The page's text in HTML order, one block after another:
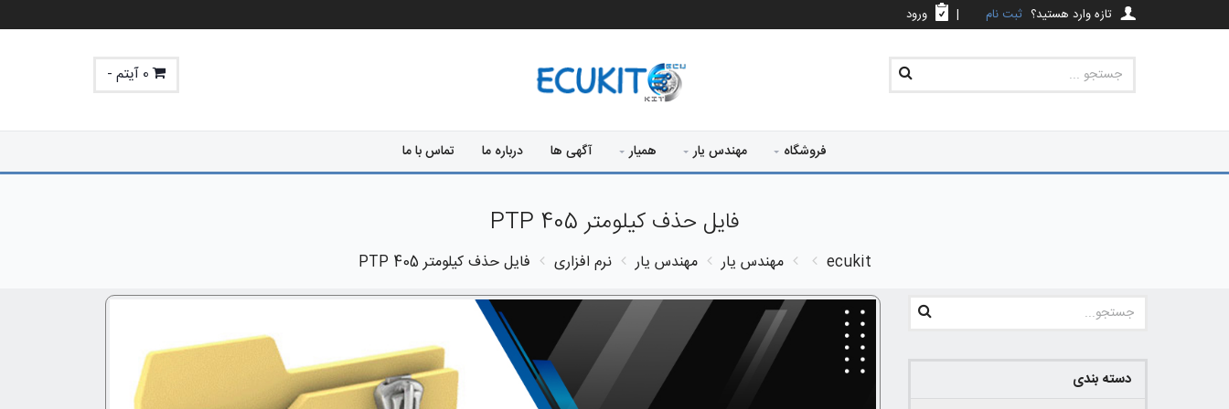
تازه وارد هستید؟ ثبت نام | ورود
0 آیتم -
فروشگاه مهندس یار همیار آگهی ها درباره ما تماس با ما
فایل حذف کیلومتر 405 PTP
ecukit مهندس یار مهندس یار نرم افزاری فایل حذف کیلومتر 405 PTP
دسته بندی